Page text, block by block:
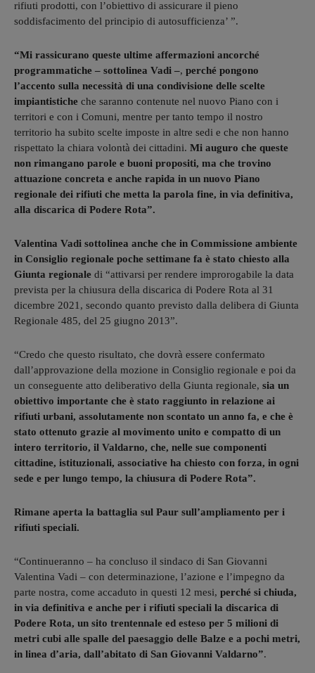
rifiuti prodotti, con l’obiettivo di assicurare il pieno
soddisfacimento del principio di autosufficienza’ ”.
“Mi rassicurano queste ultime affermazioni ancorché
programmatiche – sottolinea Vadi –, perché pongono
l’accento sulla necessità di una condivisione delle scelte
impiantistiche che saranno contenute nel nuovo Piano con i
territori e con i Comuni, mentre per tanto tempo il nostro
territorio ha subito scelte imposte in altre sedi e che non hanno
rispettato la chiara volontà dei cittadini. Mi auguro che queste
non rimangano parole e buoni propositi, ma che trovino
attuazione concreta e anche rapida in un nuovo Piano
regionale dei rifiuti che metta la parola fine, in via definitiva,
alla discarica di Podere Rota”.
Valentina Vadi sottolinea anche che in Commissione ambiente
in Consiglio regionale poche settimane fa è stato chiesto alla
Giunta regionale di “attivarsi per rendere improrogabile la data
prevista per la chiusura della discarica di Podere Rota al 31
dicembre 2021, secondo quanto previsto dalla delibera di Giunta
Regionale 485, del 25 giugno 2013”.
“Credo che questo risultato, che dovrà essere confermato
dall’approvazione della mozione in Consiglio regionale e poi da
un conseguente atto deliberativo della Giunta regionale, sia un
obiettivo importante che è stato raggiunto in relazione ai
rifiuti urbani, assolutamente non scontato un anno fa, e che è
stato ottenuto grazie al movimento unito e compatto di un
intero territorio, il Valdarno, che, nelle sue componenti
cittadine, istituzionali, associative ha chiesto con forza, in ogni
sede e per lungo tempo, la chiusura di Podere Rota”.
Rimane aperta la battaglia sul Paur sull’ampliamento per i
rifiuti speciali.
“Continueranno – ha concluso il sindaco di San Giovanni
Valentina Vadi – con determinazione, l’azione e l’impegno da
parte nostra, come accaduto in questi 12 mesi, perché si chiuda,
in via definitiva e anche per i rifiuti speciali la discarica di
Podere Rota, un sito trentennale ed esteso per 5 milioni di
metri cubi alle spalle del paesaggio delle Balze e a pochi metri,
in linea d’aria, dall’abitato di San Giovanni Valdarno”.